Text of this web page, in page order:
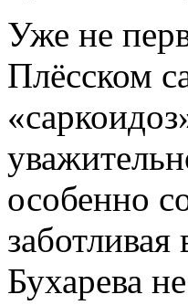
Уже не
Плёсском
особенно
Бухарева